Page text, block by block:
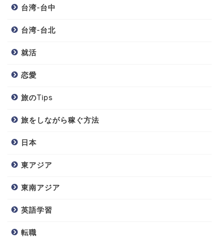
台湾-台中
台湾-台北
就活
恋愛
旅のTips
旅をしながら稼ぐ方法
日本
東アジア
東南アジア
英語学習
転職